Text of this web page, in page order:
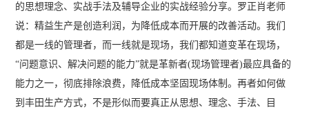
的思想理念、实战手法及辅导企业的实战经验分享。罗正肖老师
说：精益生产是创造利润，为降低成本而开展的改善活动。我们
都是一线的管理者，而一线就是现场，我们都知道变革在现场，
“问题意识、解决问题的能力”就是革新者(现场管理者)最应具备的
能力之一，彻底排除浪费，降低成本坚固现场体制。再者如何做
到丰田生产方式，不是形似而要真正从思想、理念、手法、目